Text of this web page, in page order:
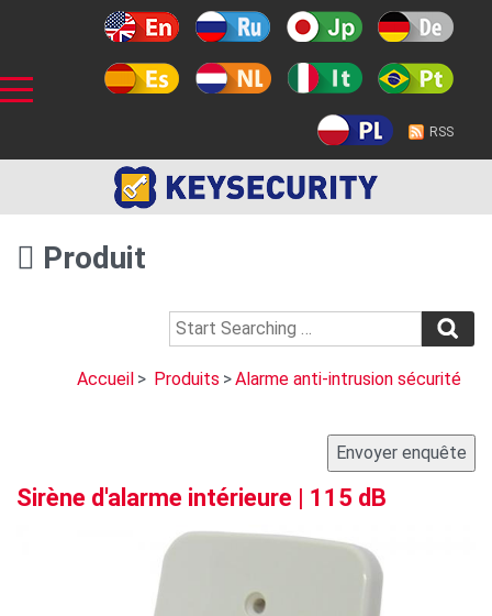
RSS
Produit
Accueil > Produits >Alarme anti-intrusion sécurité
Sirène d'alarme intérieure | 115 dB